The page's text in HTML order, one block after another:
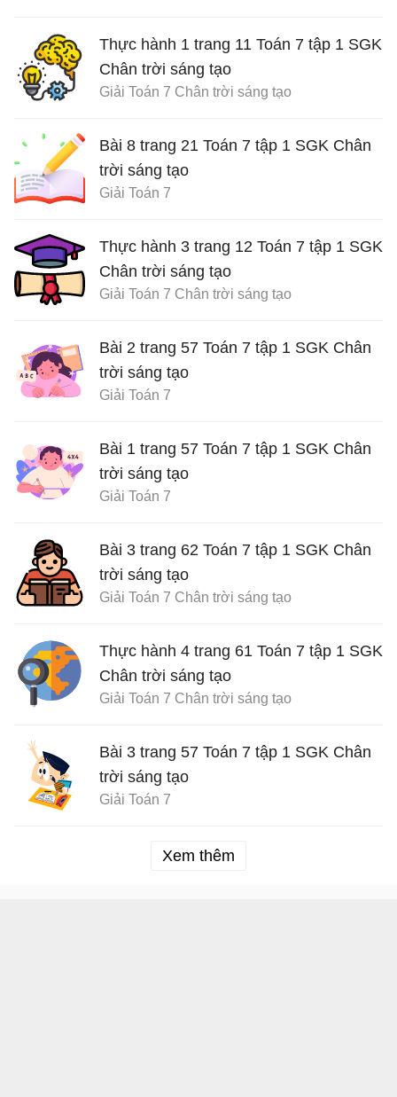
Thực hành 1 trang 11 Toán 7 tập 1 SGK
Chân trời sáng tạo
Giải Toán 7 Chân trời sáng tạo
Bài 8 trang 21 Toán 7 tập 1 SGK Chân
trời sáng tạo
Giải Toán 7
Thực hành 3 trang 12 Toán 7 tập 1 SGK
Chân trời sáng tạo
Giải Toán 7 Chân trời sáng tạo
Bài 2 trang 57 Toán 7 tập 1 SGK Chân
trời sáng tạo
Giải Toán 7
Bài 1 trang 57 Toán 7 tập 1 SGK Chân
trời sáng tạo
Giải Toán 7
Bài 3 trang 62 Toán 7 tập 1 SGK Chân
trời sáng tạo
Giải Toán 7 Chân trời sáng tạo
Thực hành 4 trang 61 Toán 7 tập 1 SGK
Chân trời sáng tạo
Giải Toán 7 Chân trời sáng tạo
Bài 3 trang 57 Toán 7 tập 1 SGK Chân
trời sáng tạo
Giải Toán 7
Xem thêm